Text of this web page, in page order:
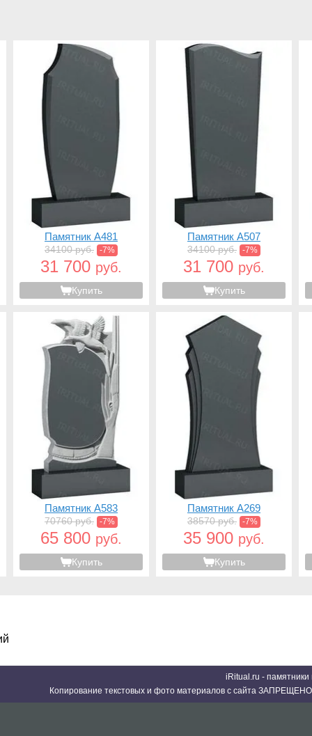
Памятник A481
34100 руб. -7%
31 700 руб.
Купить
Памятник A507
34100 руб. -7%
31 700 руб.
Купить
Памятник A583
70760 руб. -7%
65 800 руб.
Купить
Памятник A269
38570 руб. -7%
35 900 руб.
Купить
iRitual.ru -
Копирование текстовых и фото материалов с сайта